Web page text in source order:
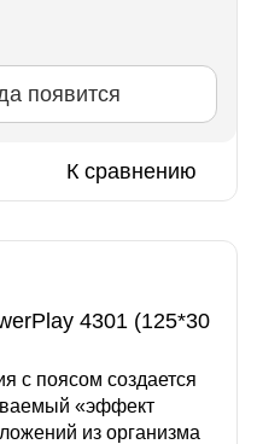
появится
К сравнению
4301 (125*30
с поясом создается
«эффект
из организма